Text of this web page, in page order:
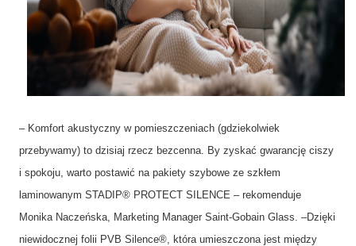
– Komfort akustyczny w pomieszczeniach (gdziekolwiek
przebywamy) to dzisiaj rzecz bezcenna. By zyskać gwarancję ciszy
i spokoju, warto postawić na pakiety szybowe ze szkłem
laminowanym STADIP® PROTECT SILENCE – rekomenduje
Monika Naczeńska, Marketing Manager Saint-Gobain Glass. –Dzięki
niewidocznej folii PVB Silence®, która umieszczona jest między